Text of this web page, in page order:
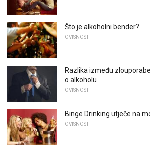
Što je alkoholni bender?
OVISNOST
Razlika između
o alkoholu
OVISNOST
Binge Drinking utječe na
OVISNOST